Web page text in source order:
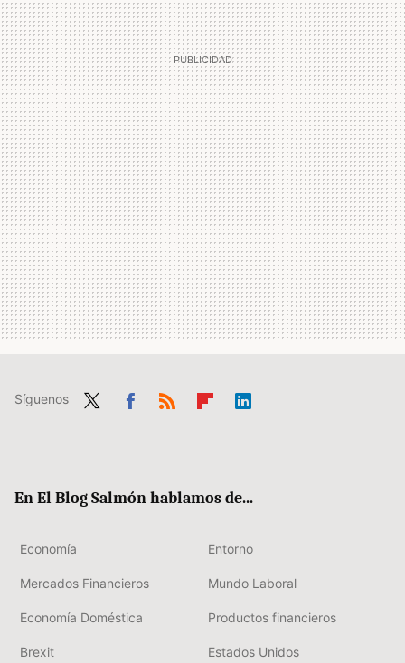
Síguenos
En El Blog Salmón hablamos de...
Economía Entorno
Mercados Financieros Mundo Laboral
Economía Doméstica Productos financieros
Brexit Estados Unidos